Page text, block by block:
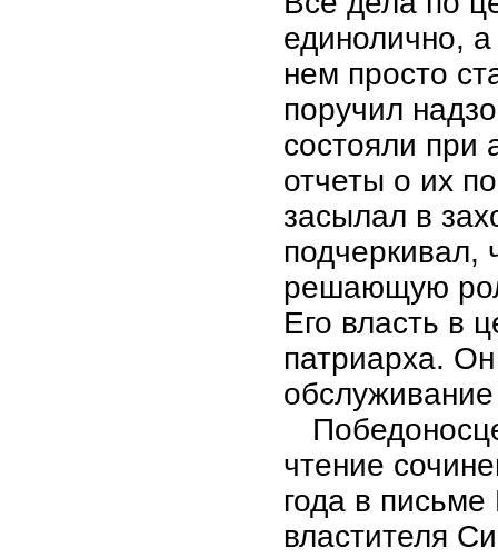
единолично,
нем просто
поручил
состояли при
отчеты о их
засылал в
подчеркивал,
решающую
Его власть в
патриарха.
обслуживание
чтение
года в
властителя